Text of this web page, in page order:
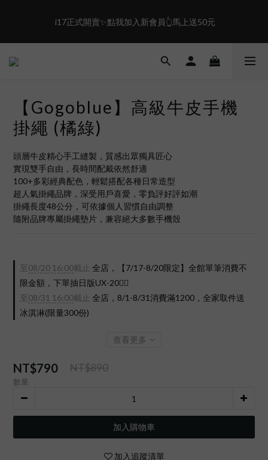
盛夏限定☀️週週抽LINE POINT｜滿1000即享免運
2
1
i17正式開賣✨點我加入新會員👆馬上送50元
盛夏限定☀️週週抽LINE POINT｜滿1000即享免運
【Gogoblue】高級牛皮手機
掛繩 (橘綠)
頭層牛皮精心手工縫製，質感出眾獨具匠心
實現雙手自由，長時間配戴依然舒適
100+多彩經典配色，輕鬆搭配各種日常造型
超人氣掛繩品牌，深受用戶喜愛，零負評好評如潮
掛繩長度48公分，可依據個人習慣自由調整
隨附品牌專屬掛繩墊片，兼容絕大多數手機殼
至08/20 16:00截止
全店，【7/17-8/20限定】全館單筆消費不
限金額，下單抽日版UX-20❤️‍🔥
至08/31 16:00截止
全店，8/1-8/31消費滿1200，全家取件送
冰淇淋(限量300份)
查看更多
NT$790 NT$890
數量
加入購物車
加入追蹤清單